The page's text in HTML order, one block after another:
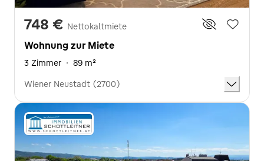
748 € Nettokaltmiete
Wohnung zur Miete
3 Zimmer · 89 m²
Wiener Neustadt (2700)